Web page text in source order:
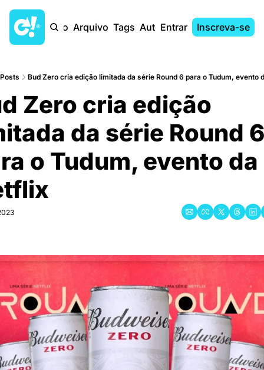
Início Arquivo Tags AutoresEntrar Inscreva-se
Posts Bud Zero cria edição limitada da série Round 6 para o Tudum, evento
Zero cria edição
da série Round 6
o Tudum, evento da